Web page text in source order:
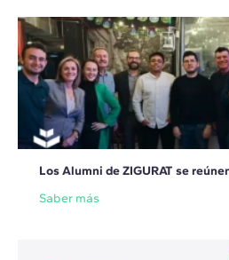
Los Alumni de ZIGURAT se
Saber más